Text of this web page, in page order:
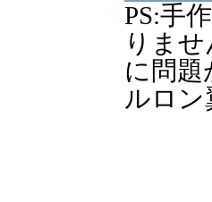
PS:手
りま
に問
ルロ